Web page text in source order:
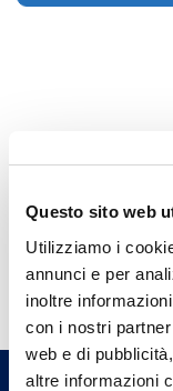
Questo sito web
Utilizziamo i
annunci e per
inoltre
con i nostri
web e di
altre informazioni
Hai
Trova
un nostro